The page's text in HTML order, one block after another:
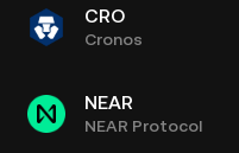
CRO
Cronos
NEAR
NEAR Protocol